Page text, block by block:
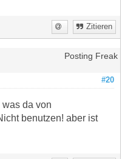
Zitieren
Posting Freak
#20
da von
benutzen! aber ist